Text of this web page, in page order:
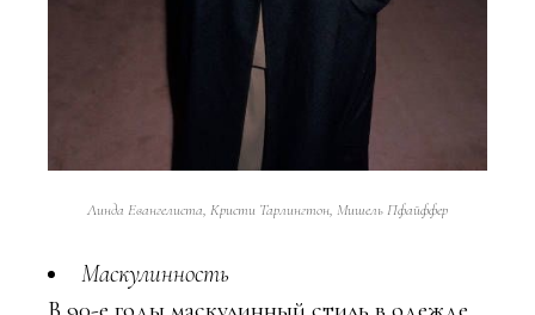
Линда Евангелиста, Кристи Тарлингтон, Мишель Пфайффер
Маскулинность